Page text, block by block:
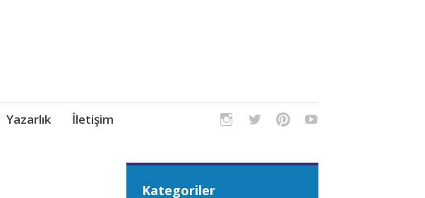
Yazarlık İletişim
Kategoriler